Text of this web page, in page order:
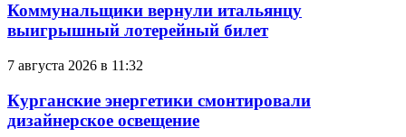
Коммунальщики вернули итальянцу
выигрышный лотерейный билет
7 августа 2026 в 11:32
Курганские энергетики смонтировали
дизайнерское освещение